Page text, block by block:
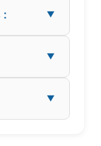
: ▼
▼
▼